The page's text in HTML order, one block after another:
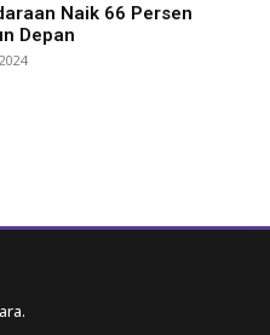
Naik 66 Persen
Depan